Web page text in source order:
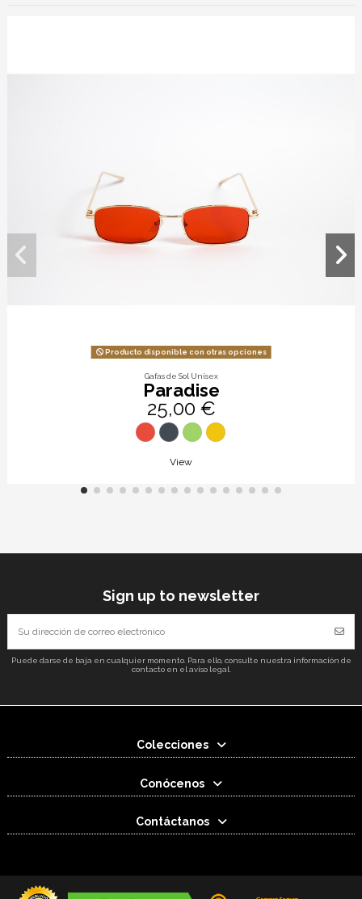
Producto disponible con otras opciones
Gafas de Sol Unisex
Paradise
25,00 €
View
Sign up to newsletter
Puede darse de baja en cualquier momento. Para ello, consulte nuestra información de
contacto en el aviso legal.
Colecciones
Conócenos
Contáctanos